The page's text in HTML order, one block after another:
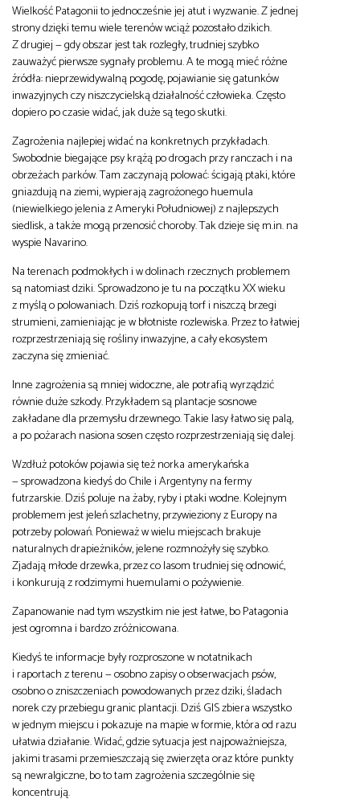
Wielkość Patagonii to jednocześnie jej atut i wyzwanie. Z jednej
strony dzięki temu wiele terenów wciąż pozostało dzikich.
Z drugiej — gdy obszar jest tak rozległy, trudniej szybko
zauważyć pierwsze sygnały problemu. A te mogą mieć różne
źródła: nieprzewidywalną pogodę, pojawianie się gatunków
inwazyjnych czy niszczycielską działalność człowieka. Często
dopiero po czasie widać, jak duże są tego skutki.
Zagrożenia najlepiej widać na konkretnych przykładach.
Swobodnie biegające psy krążą po drogach przy ranczach i na
obrzeżach parków. Tam zaczynają polować: ścigają ptaki, które
gniazdują na ziemi, wypierają zagrożonego huemula
(niewielkiego jelenia z Ameryki Południowej) z najlepszych
siedlisk, a także mogą przenosić choroby. Tak dzieje się m.in. na
wyspie Navarino.
Na terenach podmokłych i w dolinach rzecznych problemem
są natomiast dziki. Sprowadzono je tu na początku XX wieku
z myślą o polowaniach. Dziś rozkopują torf i niszczą brzegi
strumieni, zamieniając je w błotniste rozlewiska. Przez to łatwiej
rozprzestrzeniają się rośliny inwazyjne, a cały ekosystem
zaczyna się zmieniać.
Inne zagrożenia są mniej widoczne, ale potrafią wyrządzić
równie duże szkody. Przykładem są plantacje sosnowe
zakładane dla przemysłu drzewnego. Takie lasy łatwo się palą,
a po pożarach nasiona sosen często rozprzestrzeniają się dalej.
Wzdłuż potoków pojawia się też norka amerykańska
— sprowadzona kiedyś do Chile i Argentyny na fermy
futrzarskie. Dziś poluje na żaby, ryby i ptaki wodne. Kolejnym
problemem jest jeleń szlachetny, przywieziony z Europy na
potrzeby polowań. Ponieważ w wielu miejscach brakuje
naturalnych drapieżników, jelene rozmnożyły się szybko.
Zjadają młode drzewka, przez co lasom trudniej się odnowić,
i konkurują z rodzimymi huemulami o pożywienie.
Zapanowanie nad tym wszystkim nie jest łatwe, bo Patagonia
jest ogromna i bardzo zróżnicowana.
Kiedyś te informacje były rozproszone w notatnikach
i raportach z terenu — osobno zapisy o obserwacjach psów,
osobno o zniszczeniach powodowanych przez dziki, śladach
norek czy przebiegu granic plantacji. Dziś GIS zbiera wszystko
w jednym miejscu i pokazuje na mapie w formie, która od razu
ułatwia działanie. Widać, gdzie sytuacja jest najpoważniejsza,
jakimi trasami przemieszczają się zwierzęta oraz które punkty
są newralgiczne, bo to tam zagrożenia szczególnie się
koncentrują.